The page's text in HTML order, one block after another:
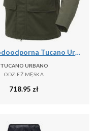
Kurtka wodoodporna Tucano Urbano Diretto
TUCANO URBANO
ODZIEŻ MĘSKA
718.95 zł